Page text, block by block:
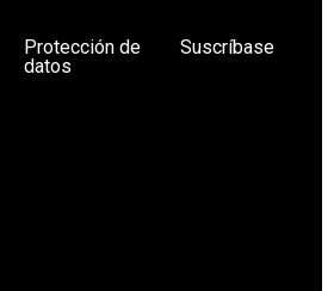
Protección de
datos
Suscríbase